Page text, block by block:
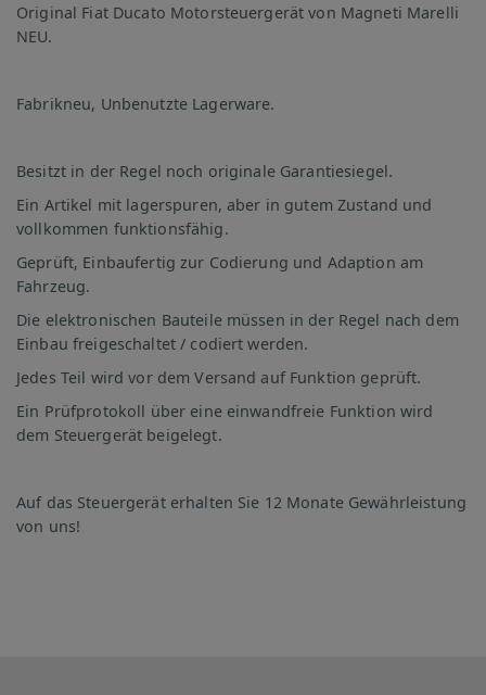
Original Fiat Ducato Motorsteuergerät von Magneti Marelli
NEU.
Fabrikneu, Unbenutzte Lagerware.
Besitzt in der Regel noch originale Garantiesiegel.
Ein Artikel mit lagerspuren, aber in gutem Zustand und
vollkommen funktionsfähig.
Geprüft, Einbaufertig zur Codierung und Adaption am
Fahrzeug.
Die elektronischen Bauteile müssen in der Regel nach dem
Einbau freigeschaltet / codiert werden.
Jedes Teil wird vor dem Versand auf Funktion geprüft.
Ein Prüfprotokoll über eine einwandfreie Funktion wird
dem Steuergerät beigelegt.
Auf das Steuergerät erhalten Sie 12 Monate Gewährleistung
von uns!